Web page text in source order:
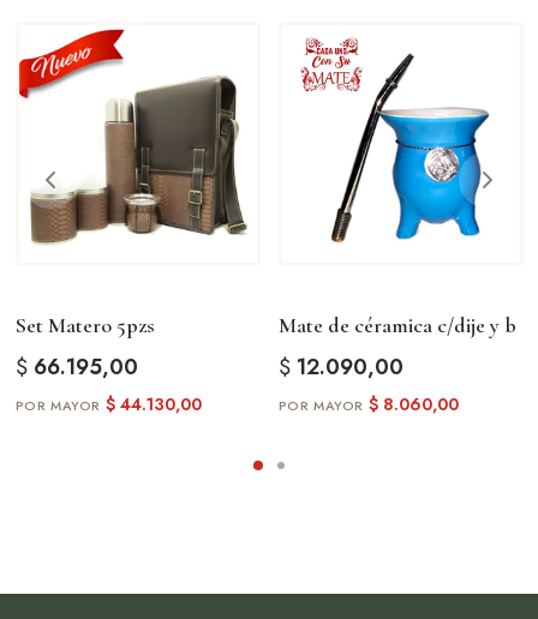
Set Matero 5pzs
$66.195,00
$44.130,00
Mate de céramica c/dije y b
$12.090,00
$8.060,00